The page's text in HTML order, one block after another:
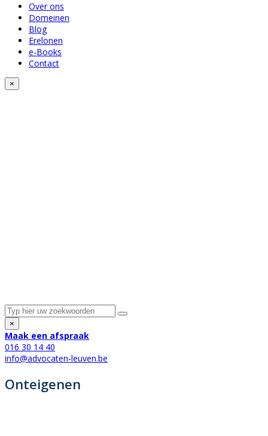
Over ons
Domeinen
Blog
Erelonen
e-Books
Contact
×
×
Maak een afspraak
016 30 14 40
info@advocaten-leuven.be
Onteigenen